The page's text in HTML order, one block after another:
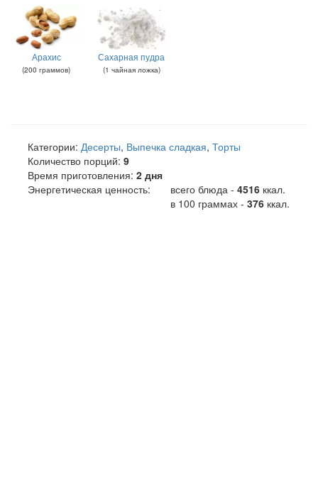
Арахис
(200 граммов)
Сахарная пудра
(1 чайная ложка)
Категории: Десерты, Выпечка сладкая, Торты
Количество порций: 9
Время приготовления: 2 дня
Энергетическая ценность:
всего блюда - 4516 ккал.
в 100 граммах - 376 ккал.